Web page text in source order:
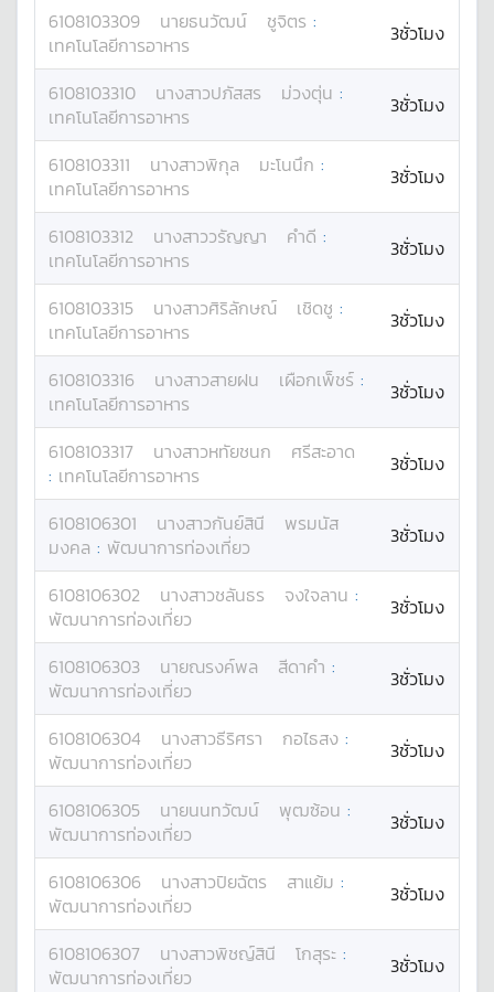
6108103309 นายธนวัฒน์ ชูจิตร :
เทคโนโลยีการอาหาร
3ชั่วโมง
6108103310 นางสาวปภัสสร ม่วงตุ่น :
เทคโนโลยีการอาหาร
3ชั่วโมง
6108103311 นางสาวพิกุล มะโนนึก :
เทคโนโลยีการอาหาร
3ชั่วโมง
6108103312 นางสาววรัญญา คำดี :
เทคโนโลยีการอาหาร
3ชั่วโมง
6108103315 นางสาวศิริลักษณ์ เชิดชู :
เทคโนโลยีการอาหาร
3ชั่วโมง
6108103316 นางสาวสายฝน เผือกเพ็ชร์ :
เทคโนโลยีการอาหาร
3ชั่วโมง
6108103317 นางสาวหทัยชนก
ศรีสะอาด
: เทคโนโลยีการอาหาร 3ชั่วโมง
6108106301 นางสาวกันย์สินี
พรมนัส
มงคล : พัฒนาการท่องเที่ยว 3ชั่วโมง
6108106302 นางสาวชลันธร จงใจลาน :
พัฒนาการท่องเที่ยว
3ชั่วโมง
6108106303 นายณรงค์พล สีดาคำ :
พัฒนาการท่องเที่ยว
3ชั่วโมง
6108106304 นางสาวธีริศรา กอไธสง :
พัฒนาการท่องเที่ยว
3ชั่วโมง
6108106305 นายนนทวัฒน์ พุฒซ้อน :
พัฒนาการท่องเที่ยว
3ชั่วโมง
6108106306 นางสาวปิยฉัตร สาแย้ม :
พัฒนาการท่องเที่ยว
3ชั่วโมง
6108106307 นางสาวพิชญ์สินี โกสุระ :
พัฒนาการท่องเที่ยว
3ชั่วโมง